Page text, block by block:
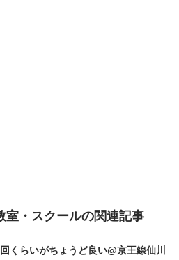
室・スクールの関連記事
くらいがちょうど良い@京王線仙川